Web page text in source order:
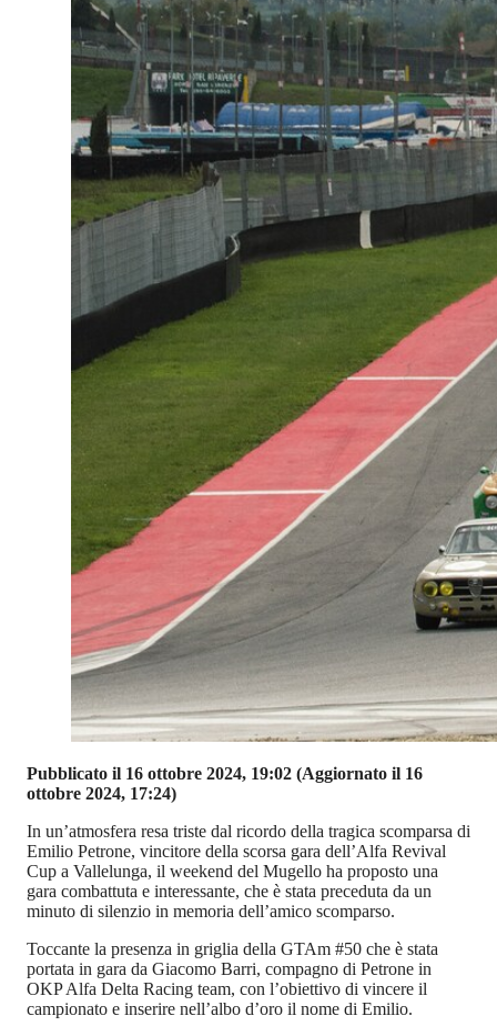
Pubblicato il 16 ottobre 2024, 19:02 (Aggiornato il 16
ottobre 2024, 17:24)
In un’atmosfera resa triste dal ricordo della tragica scomparsa di
Emilio Petrone, vincitore della scorsa gara dell’Alfa Revival
Cup a Vallelunga, il weekend del Mugello ha proposto una
gara combattuta e interessante, che è stata preceduta da un
minuto di silenzio in memoria dell’amico scomparso.
Toccante la presenza in griglia della GTAm #50 che è stata
portata in gara da Giacomo Barri, compagno di Petrone in
OKP Alfa Delta Racing team, con l’obiettivo di vincere il
campionato e inserire nell’albo d’oro il nome di Emilio.